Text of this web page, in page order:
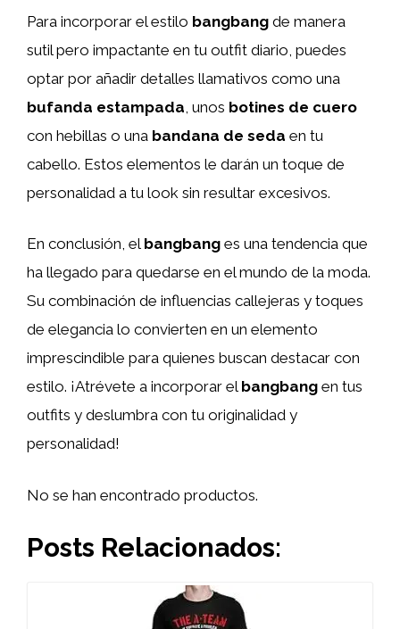
Para incorporar el estilo bangbang de manera
sutil pero impactante en tu outfit diario, puedes
optar por añadir detalles llamativos como una
bufanda estampada , unos botines de cuero
con hebillas o una bandana de seda en tu
cabello. Estos elementos le darán un toque de
personalidad a tu look sin resultar excesivos.
En conclusión, el bangbang es una tendencia que
ha llegado para quedarse en el mundo de la moda.
Su combinación de influencias callejeras y toques
de elegancia lo convierten en un elemento
imprescindible para quienes buscan destacar con
estilo. ¡Atrévete a incorporar el bangbang en tus
outfits y deslumbra con tu originalidad y
personalidad!
No se han encontrado productos.
Posts Relacionados: